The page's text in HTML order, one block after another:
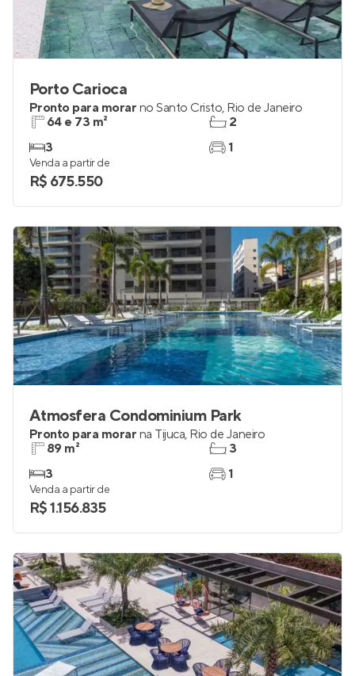
Porto Carioca
Pronto para morar no Santo Cristo, Rio de Janeiro
64 e 73 m²
3
2
1
Venda a partir de
R$ 675.550
Atmosfera Condominium Park
Pronto para morar na Tijuca, Rio de Janeiro
89 m²
3
3
1
Venda a partir de
R$ 1.156.835